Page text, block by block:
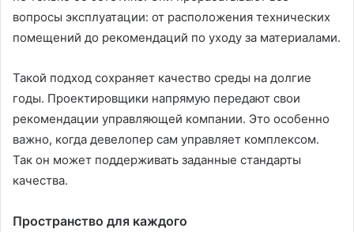
вопросы эксплуатации: от расположения технических
помещений до рекомендаций по уходу за материалами.
Такой подход сохраняет качество среды на долгие
годы. Проектировщики напрямую передают свои
рекомендации управляющей компании. Это особенно
важно, когда девелопер сам управляет комплексом.
Так он может поддерживать заданные стандарты
качества.
Пространство для каждого